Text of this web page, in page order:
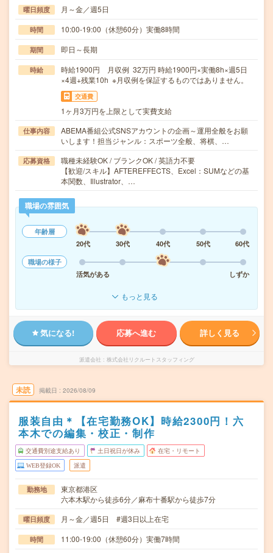
曜日頻度 月～金／週5日
時間 10:00-19:00（休憩60分）実働8時間
期間 即日～長期
時給
時給1900円 月収例 32万円 時給1900円×実働8h×週5日
×4週+残業10h ※月収例を保証するものではありません。
交通費
1ヶ月3万円を上限として実費支給
仕事内容
ABEMA番組公式SNSアカウントの企画～運用全般をお願
いします！担当ジャンル：スポーツ全般、将棋、…
応募資格
職種未経験OK / ブランクOK / 英語力不要
【歓迎/スキル】AFTEREFFECTS、Excel：SUMなどの基
本関数、Illustrator、…
職場の雰囲気
年齢層
20代
30代 40代 50代
60代
職場の様子
活気がある
しずか
もっと見る
気になる! 応募へ進む 詳しく見る
派遣会社 株式会社リクルートスタッフィング
未読 掲載日 2026/08/09
服装自由＊【在宅勤務OK】時給2300円！六
本木での編集・校正・制作
交通費別途支給あり 土日祝日が休み 在宅・リモート
WEB登録OK 派遣
勤務地
東京都港区
六本木駅から徒歩6分／麻布十番駅から徒歩7分
曜日頻度 月～金／週5日 #週3日以上在宅
時間 11:00-19:00（休憩60分）実働7時間